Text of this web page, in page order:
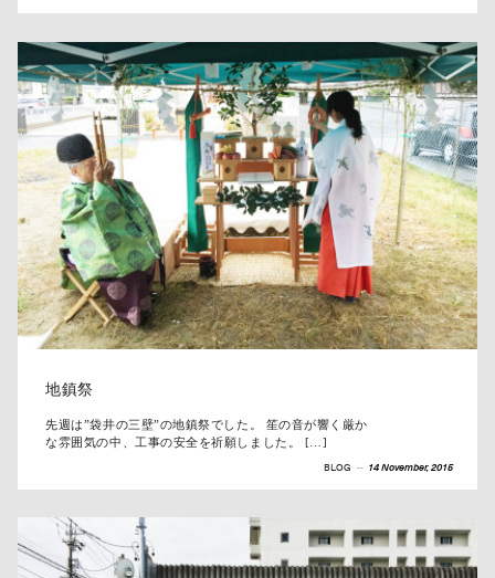
地鎮祭
先週は”袋井の三壁”の地鎮祭でした。 笙の音が響く厳か
な雰囲気の中、工事の安全を祈願しました。 […]
BLOG -- 14 November, 2015